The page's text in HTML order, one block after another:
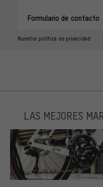
Formulario de contacto
Nuestra política de privacidad
LAS MEJORES